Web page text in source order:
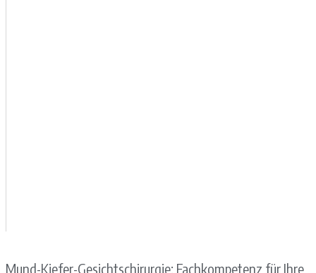
Mund-Kiefer-Gesichtschirurgie: Fachkompetenz für Ihre